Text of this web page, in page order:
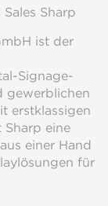
Sharp
ist der
Signage-
gewerblichen
erstklassigen
Sharp eine
einer Hand
für